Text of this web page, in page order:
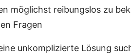
möglichst reibungslos zu
Fragen
unkomplizierte Lösung